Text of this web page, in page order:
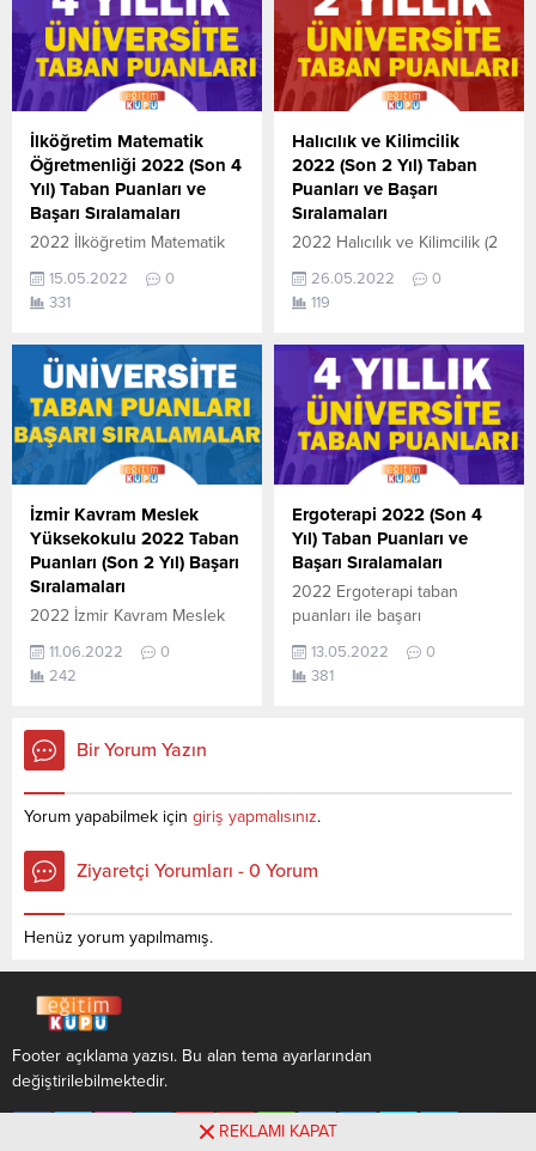
Puanları ve Başarı
Sıralamaları son 4 yıla ait
veriler aşağıdaki gibidir. Bu
puanlar 2021, 2020, 2019 ve
2018 yıllarına ait Üniversite
yerleştirme
puanlarıdır. Sayfamızdaki
verilerin
tamamı ÖSYM ve YÖK-
YÖKATLAS tarafından
yayınlanmış olan en son...
Sıralamaları son 4 yıla ait
veriler aşağıdaki gibidir. Bu
puanlar 2021, 2020, 2019 ve
2018 yıllarına ait Üniversite
yerleştirme
puanlarıdır. Sayfamızdaki
verilerin
tamamı ÖSYM ve YÖK-
YÖKATLAS tarafından
güncel puanlardır. Tarih...
İlköğretim Matematik
Öğretmenliği 2022 (Son 4
Yıl) Taban Puanları ve
Başarı Sıralamaları
2022 İlköğretim Matematik
ile başarı sıralamaları
açıklandı. En güncel haline
ulaşabilirsiniz. 2022 TYT
AYT (YKS) Taban Puanları ve
Başarı Sıralamaları son 4 yıla
ait veriler aşağıdaki
gibidir. Bu puanlar 2021,
2020, 2019 ve 2018 yıllarına
ait Üniversite yerleştirme
puanlarıdır. Sayfamızdaki
verilerin
tamamı ÖSYM ve YÖK-
YÖKATLAS tarafından
yayınlanmış olan en son
güncel...
15.05.2022
0
331
Halıcılık ve Kilimcilik
2022 (Son 2 Yıl) Taban
Puanları ve Başarı
Sıralamaları
2022 Halıcılık ve Kilimcilik (2
başarı sıralamaları açıklandı.
En güncel haline aşağıdaki
Halıcılık ve Kilimcilik (2 Yıllık)
sıralama.2022 TYT AYT (YKS)
Taban Puanları, Kontenjanları
ve Başarı Sıralamaları
aşağıdaki gibidir. Bu puanlar
2021 ve 2020 yılına ait
önlisans (iki yıllık )üniversite
yerleştirme
puanlarıdır. Sayfamızdaki
verilerin tamamı ÖSYM ve...
26.05.2022
0
119
İzmir Kavram Meslek
Yüksekokulu 2022 Taban
Puanları (Son 2 Yıl) Başarı
Sıralamaları
2022 İzmir Kavram Meslek
ile başarı sıralamaları
açıklandı. En güncel haline
ulaşabilirsiniz. İzmir Kavram
Meslek Yüksekokulu
(YKS) Taban Puanları ve
Başarı Sıralamaları aşağıdaki
gibidir. Bu puanlar son 2
yılına ait Üniversite
Sayfamızdaki verilerin
tamamı ÖSYM ve YÖK-
YÖKATLAS tarafından
yayınlanmış olan en son
güncel...
11.06.2022
0
242
Ergoterapi 2022 (Son 4
Yıl) Taban Puanları ve
Başarı Sıralamaları
2022 Ergoterapi taban
puanları ile başarı
güncel haline aşağıdaki
tablodan ulaşabilirsiniz. 2022
puanlarıdır. Sayfamızdaki
yayınlanmış olan en son
13.05.2022
0
381
Bir Yorum Yazın
Yorum yapabilmek için giriş yapmalısınız.
Ziyaretçi Yorumları - 0 Yorum
Henüz yorum yapılmamış.
Footer açıklama yazısı. Bu alan tema ayarlarından
değiştirilebilmektedir.
REKLAMI KAPAT